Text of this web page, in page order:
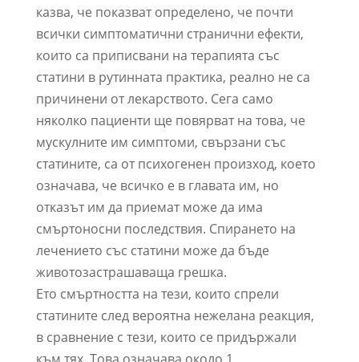
казва, че показват определено, че почти
всички симптоматични странични ефекти,
които са приписвани на терапията със
статини в рутинната практика, реално не са
причинени от лекарството. Сега само
няколко пациенти ще повярват на това, че
мускулните им симптоми, свързани със
статините, са от психогенен произход, което
означава, че всичко е в главата им, но
отказът им да приемат може да има
смъртоносни последствия. Спирането на
лечението със статини може да бъде
животозастрашаваща грешка.
Ето смъртността на тези, които спрели
статините след вероятна нежелана реакция,
в сравнение с тези, които се придържали